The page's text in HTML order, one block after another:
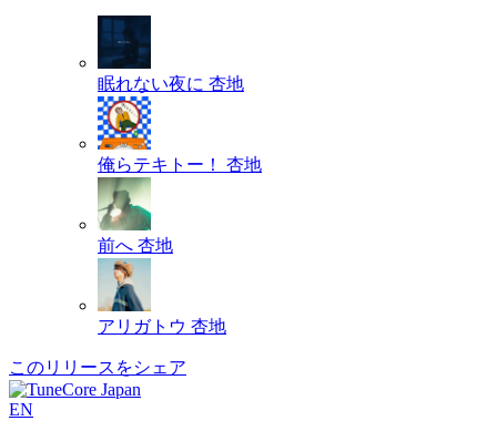
眠れない夜に 杏地
俺らテキトー！ 杏地
前へ 杏地
アリガトウ 杏地
このリリースをシェア
EN